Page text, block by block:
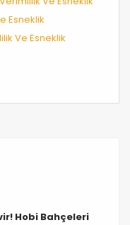
Esneklik
Ve Esneklik
Hobi Bahçeleri